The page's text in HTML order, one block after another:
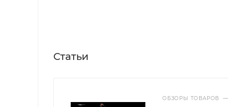
Статьи
ОБЗОРЫ ТОВАРОВ —